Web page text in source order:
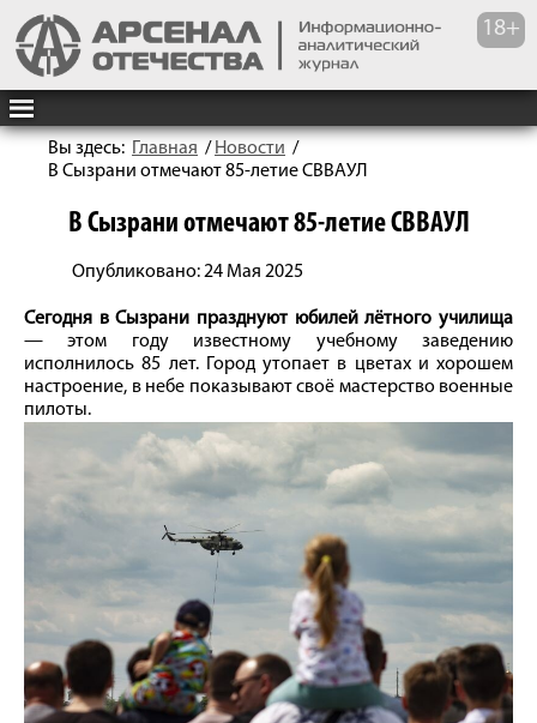
Вы здесь: Главная / Новости /
В Сызрани отмечают 85-летие СВВАУЛ
В Сызрани отмечают 85-летие СВВАУЛ
Опубликовано: 24 Мая 2025
Сегодня в Сызрани празднуют юбилей лётного училища
— этом году известному учебному заведению
исполнилось 85 лет. Город утопает в цветах и хорошем
настроение, в небе показывают своё мастерство военные
пилоты.